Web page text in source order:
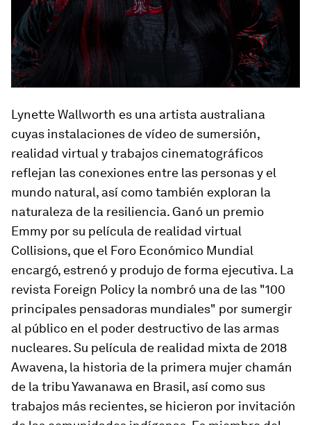
Lynette Wallworth es una artista australiana
cuyas instalaciones de vídeo de sumersión,
realidad virtual y trabajos cinematográficos
reflejan las conexiones entre las personas y el
mundo natural, así como también exploran la
naturaleza de la resiliencia. Ganó un premio
Emmy por su película de realidad virtual
Collisions, que el Foro Económico Mundial
encargó, estrenó y produjo de forma ejecutiva. La
revista Foreign Policy la nombró una de las "100
principales pensadoras mundiales" por sumergir
al público en el poder destructivo de las armas
nucleares. Su película de realidad mixta de 2018
Awavena, la historia de la primera mujer chamán
de la tribu Yawanawa en Brasil, así como sus
trabajos más recientes, se hicieron por invitación